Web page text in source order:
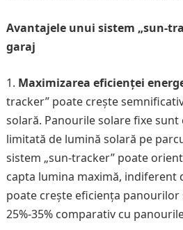
Avantajele unui sistem „sun-
garaj
Maximizarea eficienței
tracker” poate crește
solară. Panourile solare fixe
limitată de lumină solară pe
sistem „sun-tracker” poate
capta lumina maximă, indiferent
poate crește eficiența panourilor
25%-35% comparativ cu